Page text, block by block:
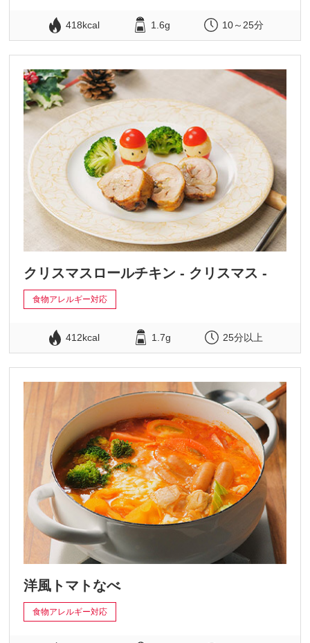
418kcal 1.6g 10～25分
クリスマスロールチキン - クリスマス -
食物アレルギー対応
412kcal 1.7g 25分以上
洋風トマトなべ
食物アレルギー対応